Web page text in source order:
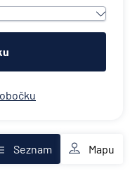
Seznam Mapu